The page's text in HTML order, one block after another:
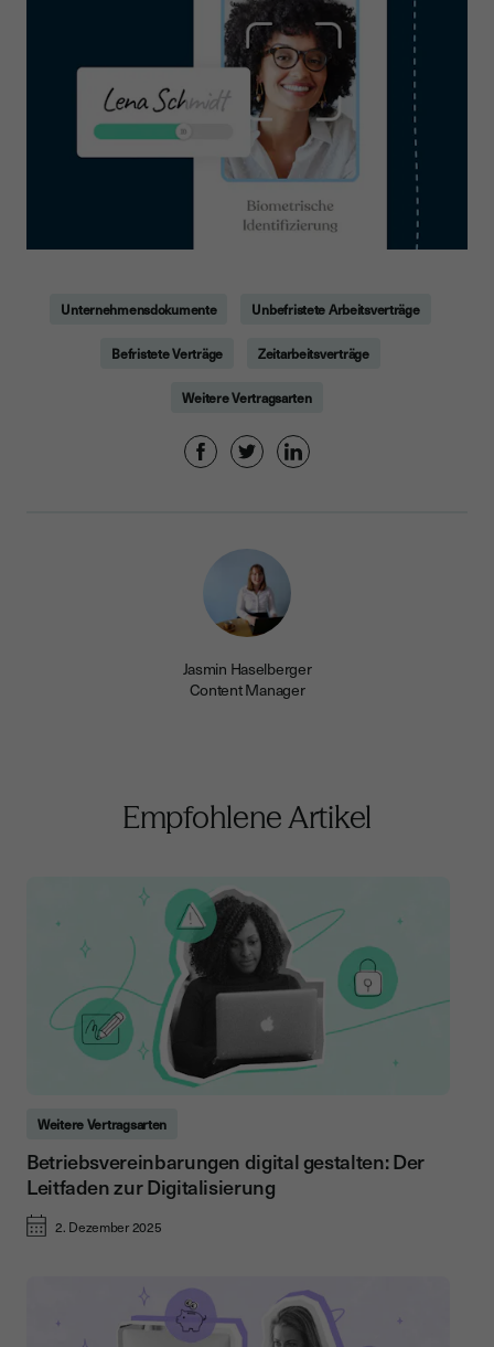
Unternehmensdokumente Unbefristete Arbeitsverträge
Befristete Verträge Zeitarbeitsverträge
Weitere Vertragsarten
Jasmin Haselberger
Content Manager
Empfohlene Artikel
Weitere Vertragsarten
Betriebsvereinbarungen digital gestalten: Der
Leitfaden zur Digitalisierung
2. Dezember 2025